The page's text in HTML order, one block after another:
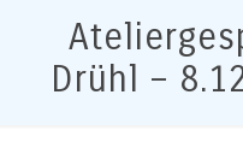
Drühl –